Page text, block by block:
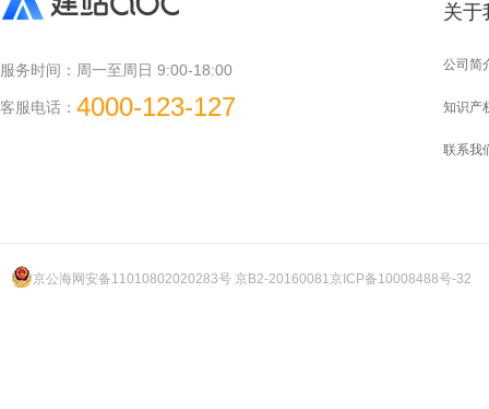
服务时间： 周一至周日 9:00-18:00
客服电话： 4000-123-127
关于
公司简
知识产
联系我
京公海网安备11010802020283号 京B2-20160081京ICP备10008488号-32